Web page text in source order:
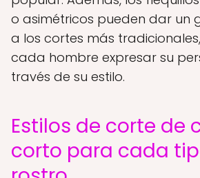
o asimétricos pueden dar un
a los cortes más
cada hombre expresar su
través de su estilo.
Estilos de corte de
corto para cada